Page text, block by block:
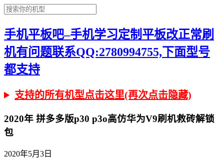
手机平板吧–手机学习定制平板改正常刷
机有问题联系QQ:2780994755,下面型号
都支持
支持的所有机型点击这里(再次点击隐藏)
2020年 拼多多版p30 p3o高仿华为V9刷机救砖解锁
包
2020年5月3日